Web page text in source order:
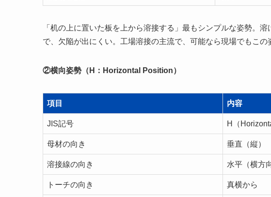
「机の上に置いた板を上から溶接する」最もシンプルな姿勢。
で、欠陥が出にくい。工場溶接の主流で、可能なら現場でもこの
②横向姿勢（H：Horizontal Position）
項目 内容
JIS記号 H（
母材の向き 垂直（縦）
溶接線の向き 水平（横方
トーチの向き 真横から